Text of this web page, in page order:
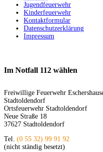
Jugendfeuerwehr
Kinderfeuerwehr
Kontaktformular
Datenschutzerklärung
Impressum
Im Notfall 112 wählen
Freiwillige Feuerwehr
Stadtoldendorf
Ortsfeuerwehr Stadtoldendorf
Neue Straße 18
37627 Stadtoldendorf
Tel. (0 55 32) 99 91 92
(nicht ständig besetzt)